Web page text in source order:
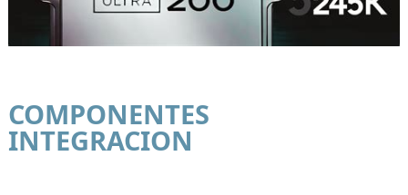
COMPONENTES
INTEGRACION